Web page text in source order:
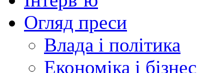
Огляд преси
Влада і політика
Економіка і бізнес